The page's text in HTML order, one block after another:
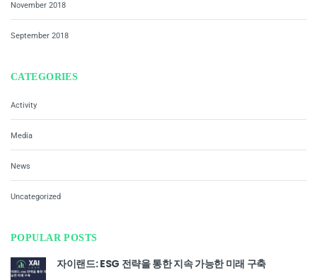
November 2018
September 2018
CATEGORIES
Activity
Media
News
Uncategorized
POPULAR POSTS
자이랜드: ESG 전략을 통한 지속 가능한 미래 구축